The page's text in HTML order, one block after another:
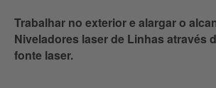
Trabalhar no exterior e alargar o
Niveladores laser de Linhas através
fonte laser.